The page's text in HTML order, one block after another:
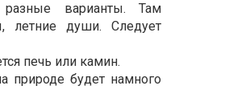
варианты. Там
летние души. Следует
печь или камин.
природе будет намного